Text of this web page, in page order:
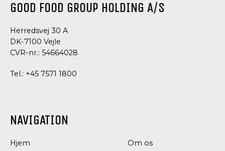
GRØNTSAGER
GOOD FOOD GROUP HOLDING A/S
Herredsvej 30 A
DK-7100 Vejle
CVR-nr.: 54664028
Tel.: +45 7571 1800
NAVIGATION
Hjem
Om os